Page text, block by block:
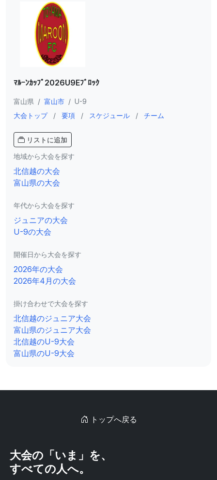
ﾏﾙｰﾝｶｯﾌﾟ2026U9Eﾌﾞﾛｯｸ
富山県 / 富山市 / U-9
大会トップ
/ 要項 / スケジュール / チーム
リストに追加
地域から大会を探す
北信越の大会
富山県の大会
年代から大会を探す
ジュニアの大会
U-9の大会
開催日から大会を探す
2026年の大会
2026年4月の大会
掛け合わせで大会を探す
北信越のジュニア大会
富山県のジュニア大会
北信越のU-9大会
富山県のU-9大会
トップへ戻る
大会の「いま」を、
すべての人へ。